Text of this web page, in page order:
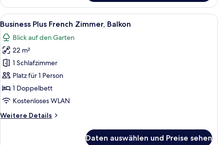
Plus
Doppel
Apartment,
Balkon
(Long
Stay)
Alle
Fotos
für
Business
Plus
French
Zimmer,
Balkon
Ein modernes Hotelzimmer mit Bett,
7
Business Plus French Zimmer, Balkon
Blick auf den Garten
22 m²
1 Schlafzimmer
Platz für 1 Person
1 Doppelbett
Kostenloses WLAN
Weitere Details
Weitere
Daten auswählen und Preise sehen